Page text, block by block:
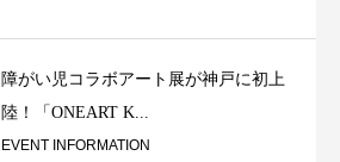
障がい児コラボアート展が神戸に初上
陸！「ONEART K...
EVENT INFORMATION